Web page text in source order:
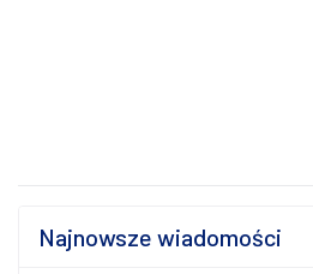
Najnowsze wiadomości